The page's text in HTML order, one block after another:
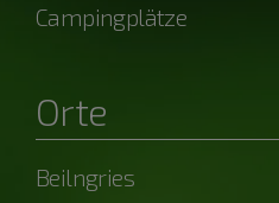
Campingplätze
Orte
Beilngries